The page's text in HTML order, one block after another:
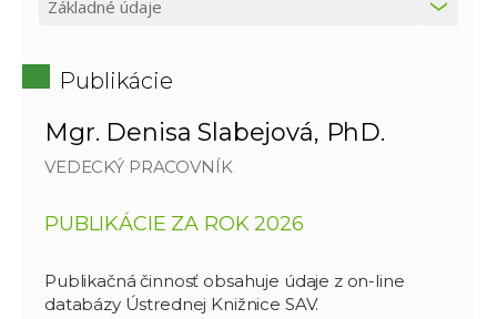
Publikácie
Mgr. Denisa Slabejová, PhD.
VEDECKÝ PRACOVNÍK
PUBLIKÁCIE ZA ROK 2026
Publikačná činnosť obsahuje údaje z on-line
databázy Ústrednej Knižnice SAV.